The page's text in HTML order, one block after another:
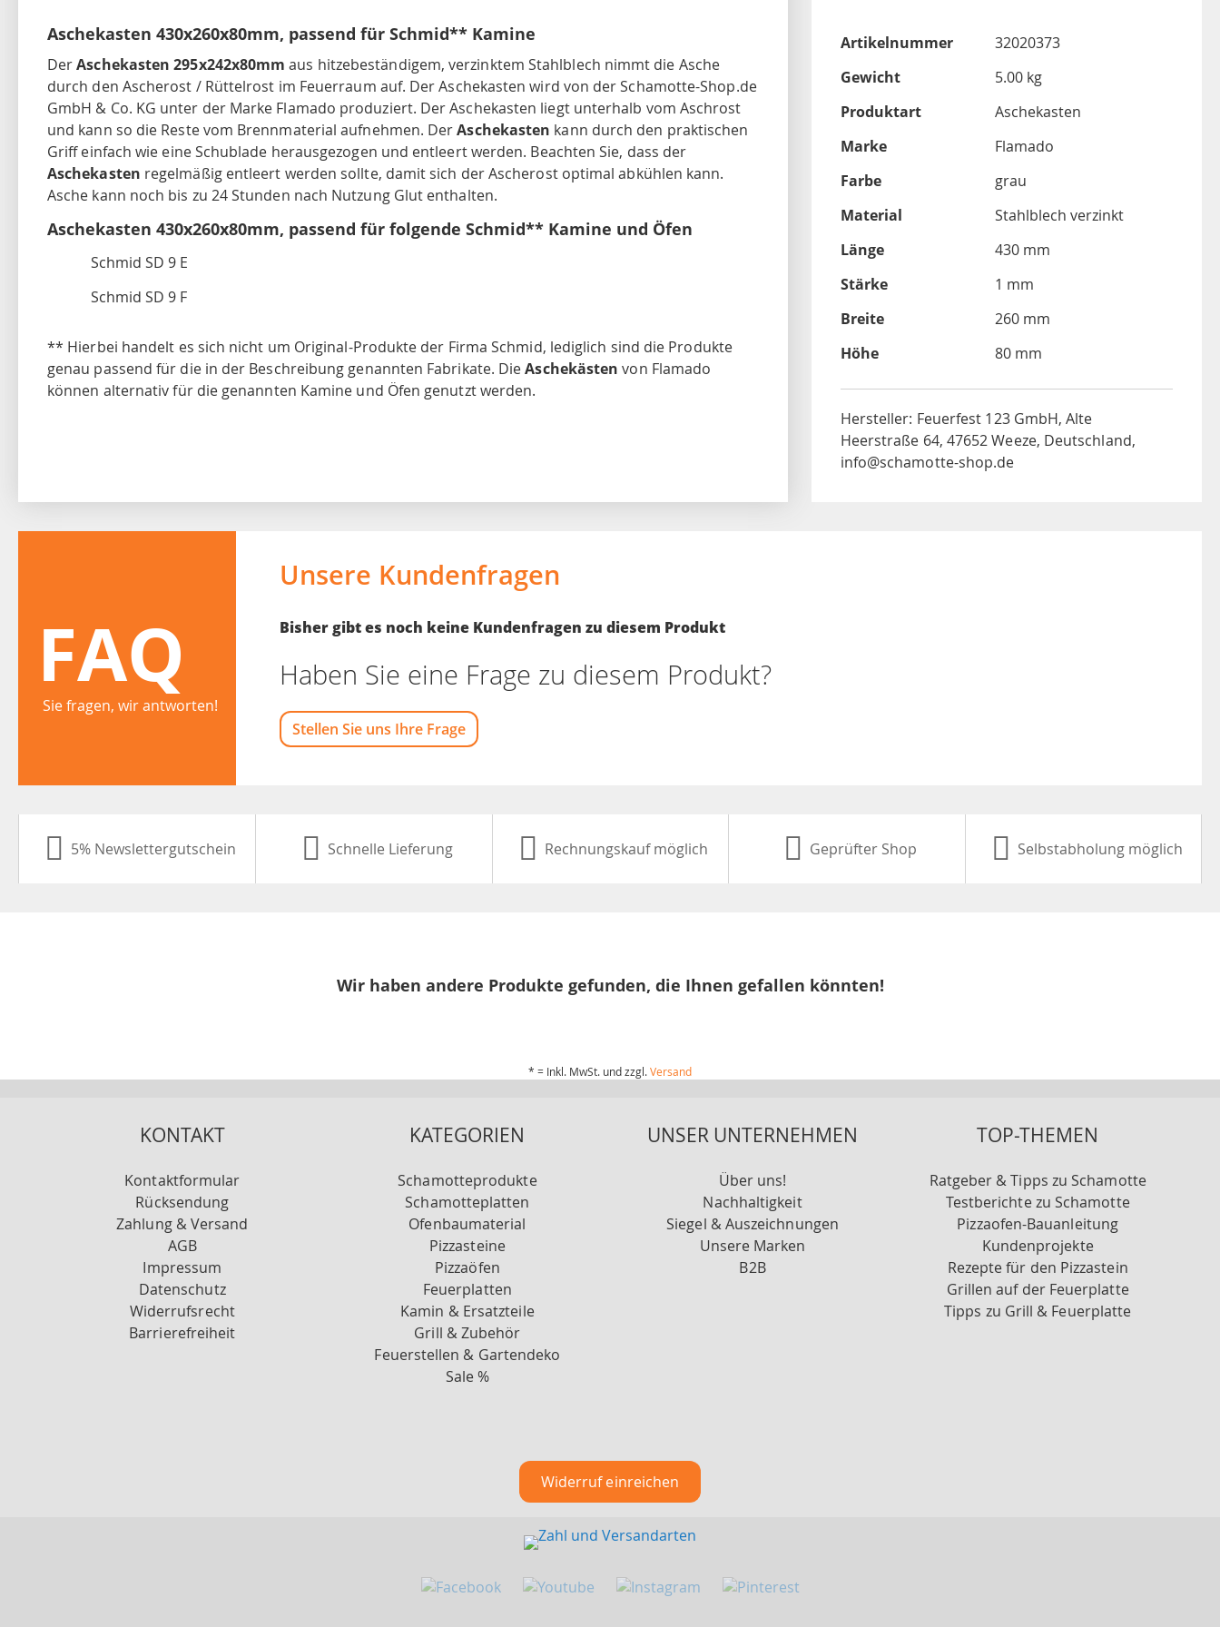
Aschekasten 430x260x80mm, passend für Schmid** Kamine
DerAschekasten 295x242x80mm aus hitzebeständigem, verzinktem Stahlblech nimmt die Asche
durch den Ascherost / Rüttelrost im Feuerraum auf. Der Aschekasten wird von der Schamotte-Shop.de
GmbH & Co. KG unter der Marke Flamado produziert. Der Aschekasten liegt unterhalb vom Aschrost
und kann so die Reste vom Brennmaterial aufnehmen. DerAschekasten kann durch den praktischen
Griff einfach wie eine Schublade herausgezogen und entleert werden. Beachten Sie, dass der
Aschekasten regelmäßig entleert werden sollte, damit sich der Ascherost optimal abkühlen kann.
Asche kann noch bis zu 24 Stunden nach Nutzung Glut enthalten.
Aschekasten 430x260x80mm, passend für folgende Schmid** Kamine und Öfen
Schmid SD 9 E
Schmid SD 9 F
** Hierbei handelt es sich nicht um Original-Produkte der Firma Schmid, lediglich sind die Produkte
genau passend für die in der Beschreibung genannten Fabrikate. DieAschekästenvon Flamado
können alternativ für die genannten Kamine und Öfen genutzt werden.
Artikelnummer
32020373
Gewicht
5.00 kg
Produktart
Aschekasten
Marke
Flamado
Farbe
grau
Material
Stahlblech verzinkt
Länge
430 mm
Stärke
1 mm
Breite
260 mm
Höhe
80 mm
Hersteller: Feuerfest 123 GmbH, Alte
Heerstraße 64, 47652 Weeze, Deutschland,
info@schamotte-shop.de
FAQ
Sie fragen, wir antworten!
Unsere Kundenfragen
Bisher gibt es noch keine Kundenfragen zu diesem Produkt
Haben Sie eine Frage zu diesem Produkt?
Stellen Sie uns Ihre Frage
5% Newslettergutschein Schnelle Lieferung Rechnungskauf möglich Geprüfter Shop Selbstabholung möglich
Wir haben andere Produkte gefunden, die Ihnen gefallen könnten!
* = Inkl. MwSt. und zzgl.Versand
KONTAKT
Kontaktformular
Rücksendung
Zahlung & Versand
AGB
Impressum
Datenschutz
Widerrufsrecht
Barrierefreiheit
KATEGORIEN
Schamotteprodukte
Schamotteplatten
Ofenbaumaterial
Pizzasteine
Pizzaöfen
Feuerplatten
Kamin & Ersatzteile
Grill & Zubehör
Feuerstellen & Gartendeko
Sale %
UNSER UNTERNEHMEN
Über uns!
Nachhaltigkeit
Siegel & Auszeichnungen
Unsere Marken
B2B
TOP-THEMEN
Ratgeber & Tipps zu Schamotte
Testberichte zu Schamotte
Pizzaofen-Bauanleitung
Kundenprojekte
Rezepte für den Pizzastein
Grillen auf der Feuerplatte
Tipps zu Grill & Feuerplatte
Widerruf einreichen